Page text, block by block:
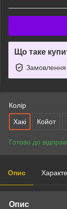
Що таке
Замовлення
Колір
Хакі Койот
Готово до
Опис
Опис